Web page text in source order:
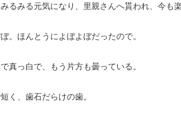
るみる元気になり、里親さんへ貰われ、今も
。ほんとうによぼよぼだったので。
真っ白で、もう片方も曇っている。
く、歯石だらけの歯。